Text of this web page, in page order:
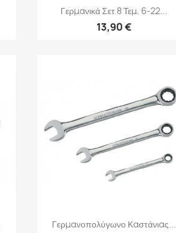
Γρήγορη προβολή
Γερμανικά Σετ 8 Τεμ. 6-22...
13,90 €
Γρήγορη προβολή
Γερμανοπολύγωνο Καστάνιας...